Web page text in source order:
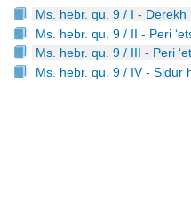
Ms. hebr. qu. 9 / I - Derekh
Ms. hebr. qu. 9 / II - Peri
Ms. hebr. qu. 9 / III - Peri
Ms. hebr. qu. 9 / IV - Sidur